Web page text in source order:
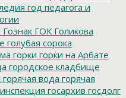
год педагога и
Гознак ГОК Голикова
голубая сорока
горки горки на Арбате
городское кладбище
горячая вода горячая
госархив госдолг